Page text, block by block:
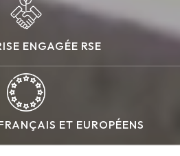
ENGAGÉE RSE
ET EUROPÉENS